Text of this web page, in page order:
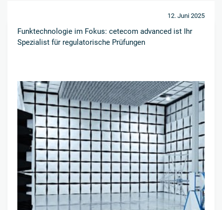
12. Juni 2025
Funktechnologie im Fokus: cetecom advanced ist Ihr
Spezialist für regulatorische Prüfungen